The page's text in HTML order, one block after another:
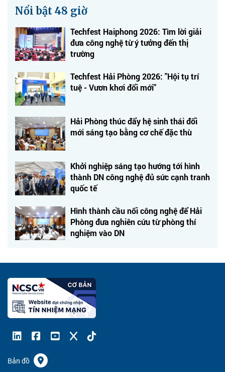
Nổi bật 48 giờ
Techfest Haiphong 2026: Tìm lời giải
đưa công nghệ từ ý tưởng đến thị
trường
Techfest Hải Phòng 2026: "Hội tụ trí
tuệ - Vươn khơi đổi mới"
Hải Phòng thúc đẩy hệ sinh thái đổi
mới sáng tạo bằng cơ chế đặc thù
Khởi nghiệp sáng tạo hướng tới hình
thành DN công nghệ đủ sức cạnh tranh
quốc tế
Hình thành cầu nối công nghệ để Hải
Phòng đưa nghiên cứu từ phòng thí
nghiệm vào DN
Bản đồ